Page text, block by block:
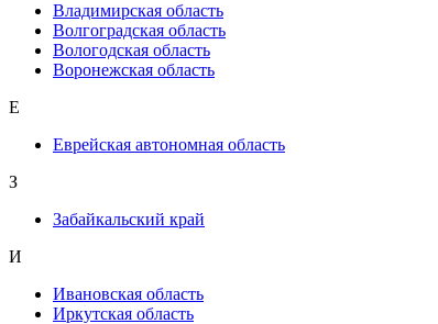
Владимирская область
Волгоградская область
Вологодская область
Воронежская область
Е
Еврейская автономная область
З
Забайкальский край
И
Ивановская область
Иркутская область